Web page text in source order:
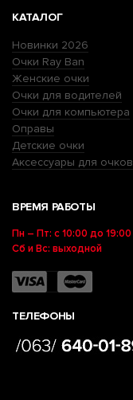
КАТАЛОГ
Новинки 2026
Очки Ray Ban
Женские очки
Очки для водителей
Очки для компьютера
Оправы
Детские очки
Аксессуары для очков
ВРЕМЯ РАБОТЫ
Пн – Пт: с 10:00 до 19:00
Сб и Вс: выходной
ТЕЛЕФОНЫ